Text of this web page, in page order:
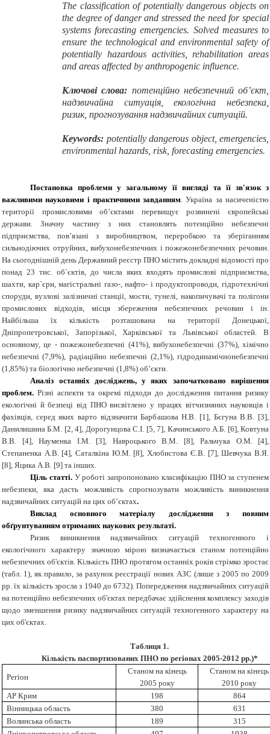
The classification of potentially dangerous objects on
the degree of danger and stressed the need for special
systems forecasting emergencies. Solved measures to
ensure the technological and environmental safety of
potentially hazardous activities, rehabilitation areas
and areas affected by anthropogenic influence.
Ключові слова: потенційно небезпечний об’єкт,
надзвичайна ситуація, екологічна небезпека,
ризик, прогнозування надзвичайних ситуацій.
Keywords: potentially dangerous object, emergencies,
environmental hazards , risk, forecasting emergencies.
Постановка проблеми у загальному її вигляді та її зв'язок з
важливими науковими і практичними завданням. Україна за насиченістю
території промисловими об’єктами перевищує розвинені європейські
держави. Значну частину з них становлять потенційно небезпечні
підприємства, пов’язані з виробництвом, переробкою та зберіганням
сильнодіючих отруйних, вибухонебезпечних і пожежонебезпечних речовин.
На сьогоднішній день Державний реєстр ПНО містить докладні відомості про
понад 23 тис. об`єктів, до числа яких входять промислові підприємства,
шахти, кар`єри, магістральні газо-, нафто- і продуктопроводи, гідротехнічні
споруди, вузлові залізничні станції, мости, тунелі, накопичувачі та полігони
промислових відходів, місця збереження небезпечних речовин і ін.
Найбільша їх кількість розташована на території Донецької,
Дніпропетровської, Запорізької, Харківської та Львівської областей. В
основному, це - пожежонебезпечні (41%), вибухонебезпечні (37%), хімічно
небезпечні (7,9%), радіаційно небезпечні (2,1%), гідродинамічнонебезпечні
(1,85%) та біологічно небезпечні (1,8%) об’єкти.
Аналіз останніх досліджень, у яких започатковано вирішення
проблем. Різні аспекти та окремі підходи до дослідження питання ризику
екологічні й безпеці від ПНО висвітлено у працях вітчизняних науковців і
фахівців, серед яких варто відзначити Барбашова Н.В. [1], Бєгуна В.В. [3],
Данилишина Б.М. [2, 4], Дорогунцова С.І. [5, 7], Качинського А.Б. [6], Ковтуна
В.В. [4], Науменка І.М. [3], Навроцького В.М. [8], Ральчука О.М. [4],
Степаненка А.В. [4], Саталкіна Ю.М. [8], Хлобистова Є.В. [7], Шевчука В.Я.
[8], Яцика А.В. [9] та інших.
Ціль статті.У роботі запропоновано класифікацію ПНО за ступенем
небезпеки, яка дасть можливість спрогнозувати можливість виникнення
надзвичайних ситуацій на цих об’єктах.
Виклад основного матеріалу дослідження з повним
обґрунтуванням отриманих наукових результаті.
Ризик виникнення надзвичайних ситуацій техногенного і
екологічного характеру значною мірою визначається станом потенційно
небезпечних об'єктів. Кількість ПНО протягом останніх років стрімко зростає
(табл. 1), як правило, за рахунок реєстрації нових АЗС (лише з 2005 по 2009
рр. їх кількість зросла з 1940 до 6732).Попередження надзвичайних ситуацій
на потенційно небезпечних об'єктах передбачає здійснення комплексу заходів
щодо зменшення ризику надзвичайних ситуацій техногенного характеру на
цих об'єктах.
Таблиця 1.
Кількість паспортизованих ПНО по регіонах 2005-2012 рр.)*
Регіон
Станом на кінець
2005 року
Станом на кінець
2010 року
АР Крим
198
864
Вінницька область
380
631
Волинська область
189
315